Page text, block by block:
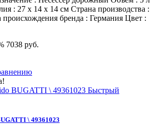
: 27 х 14 х 14 см Страна производства :
бренда : Германия Цвет :
7038 руб.
Быстрый
\ 49361023